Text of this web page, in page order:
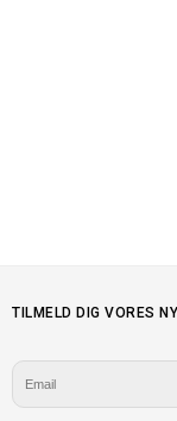
TILMELD DIG VORES